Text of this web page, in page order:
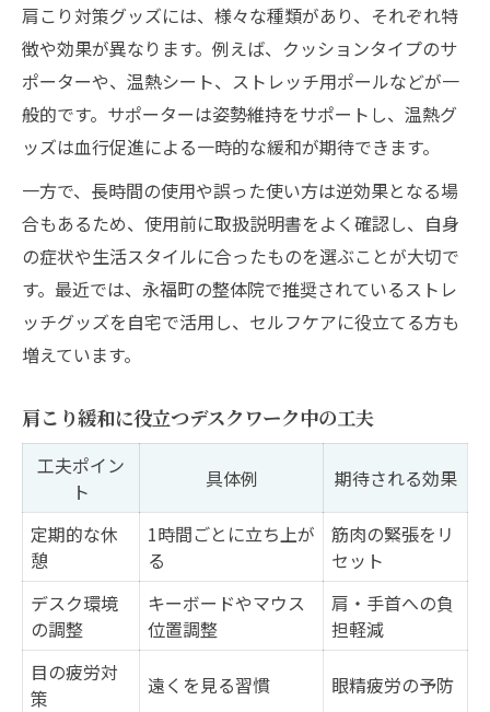
肩こり対策グッズには、様々な種類があり、それぞれ特
徴や効果が異なります。例えば、クッションタイプのサ
ポーターや、温熱シート、ストレッチ用ポールなどが一
般的です。サポーターは姿勢維持をサポートし、温熱グ
ッズは血行促進による一時的な緩和が期待できます。
一方で、長時間の使用や誤った使い方は逆効果となる場
合もあるため、使用前に取扱説明書をよく確認し、自身
の症状や生活スタイルに合ったものを選ぶことが大切で
す。最近では、永福町の整体院で推奨されているストレ
ッチグッズを自宅で活用し、セルフケアに役立てる方も
増えています。
肩こり緩和に役立つデスクワーク中の工夫
工夫ポイン
ト
具体例 期待される効果
定期的な休
憩
1時間ごとに立ち上が
る
筋肉の緊張をリ
セット
デスク環境
の調整
キーボードやマウス
位置調整
肩・手首への負
担軽減
目の疲労対
策
遠くを見る習慣 眼精疲労の予防